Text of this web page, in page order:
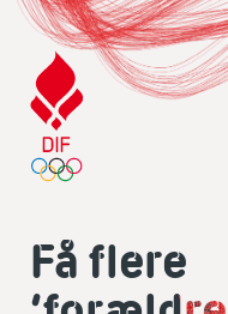
Få flere